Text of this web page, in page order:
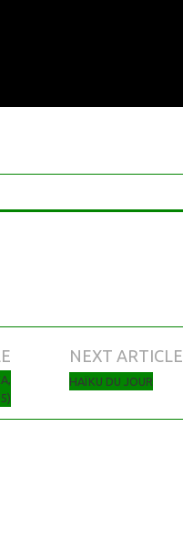
NEXT ARTICLE
HAÏKU DU JOUR